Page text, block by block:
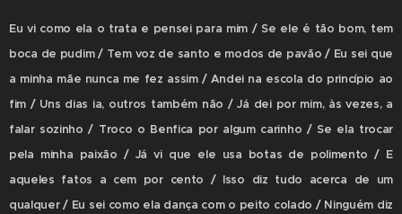
Eu vi como ela o trata e pensei para mim / Se ele é tão bom, tem
boca de pudim / Tem voz de santo e modos de pavão / Eu sei que
a minha mãe nunca me fez assim / Andei na escola do princípio ao
fim / Uns dias ia, outros também não / Já dei por mim, às vezes, a
falar sozinho / Troco o Benfica por algum carinho / Se ela trocar
pela minha paixão / Já vi que ele usa botas de polimento / E
aqueles fatos a cem por cento / Isso diz tudo acerca de um
qualquer / Eu sei como ela dança com o peito colado / Ninguém diz